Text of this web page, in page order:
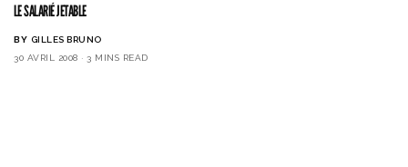
LE SALARIÉ JETABLE
BY GILLES BRUNO
30 AVRIL 2008
3 MINS READ